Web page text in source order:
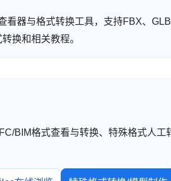
器与格式转换工具，支持FBX、
换和相关教程。
BIM格式查看与转换、特殊格式人